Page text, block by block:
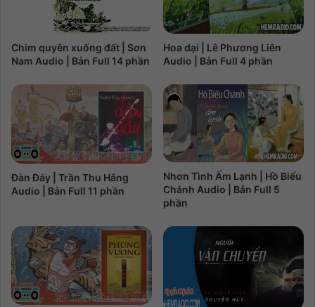
Chim quyên xuống đất | Sơn
Nam Audio | Bản Full 14 phần
Hoa dại | Lê Phương Liên
Audio | Bản Full 4 phần
Đàn Đáy | Trần Thu Hắng
Audio | Bản Full 11 phần
Nhơn Tình Ấm Lạnh | Hồ Biểu
Chánh Audio | Bản Full 5
phần